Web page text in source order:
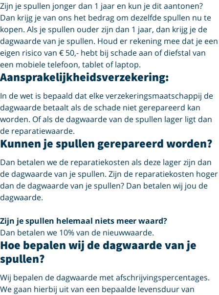
Zijn je spullen jonger dan 1 jaar en kun je dit aantonen?
Dan krijg je van ons het bedrag om dezelfde spullen nu te
kopen. Als je spullen ouder zijn dan 1 jaar, dan krijg je de
dagwaarde van je spullen. Houd er rekening mee dat je een
eigen risico van € 50,- hebt bij schade aan of diefstal van
een mobiele telefoon, tablet of laptop.
Aansprakelijk­heids­verzekering:
In de wet is bepaald dat elke verzekerings­maatschappij de
dagwaarde betaalt als de schade niet gerepareerd kan
worden. Of als de dagwaarde van de spullen lager ligt dan
de reparatiewaarde.
Kunnen je spullen gerepareerd worden?
Dan betalen we de reparatiekosten als deze lager zijn dan
de dagwaarde van je spullen. Zijn de reparatiekosten hoger
dan de dagwaarde van je spullen? Dan betalen wij jou de
dagwaarde.
Zijn je spullen helemaal niets meer waard?
Dan betalen we 10% van de nieuwwaarde.
Hoe bepalen wij de dagwaarde van je
spullen?
Wij bepalen de dagwaarde met afschrijvings­percentages.
We gaan hierbij uit van een bepaalde levensduur van